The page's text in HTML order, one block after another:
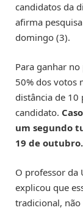
candidatos da
afirma
domingo (3).
Para ganhar
50% dos votos
distância de 10
candidato.
um segundo
19 de outubro.
O professor da
explicou que
tradicional,